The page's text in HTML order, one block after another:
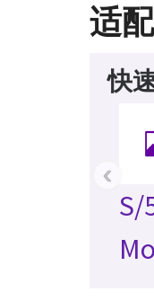
适
快
S/
‹